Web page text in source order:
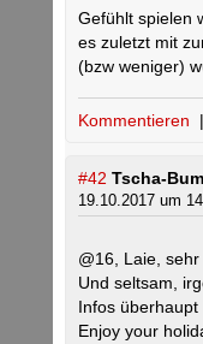
Gefühlt spielen
es zuletzt mit
(bzw weniger)
Kommentieren |
#42 Tscha-
19.10.2017 um
@16, Laie,
Und seltsam,
Infos überhaupt
Enjoy your